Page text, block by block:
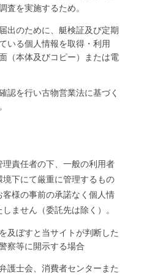
査を実施するため。
出のために、艇検証及び定期
いる個人情報を取得・利用
（本体及びコピー）または電
認を行い古物営業法に基づく
責任者の下、一般の利用者
下にて厳重に管理するもの
様の事前の承諾なく個人情
ません（委託先は除く）。
及ぼすと当サイトが判断した
察等に開示する場合
護士会、消費者センターまた